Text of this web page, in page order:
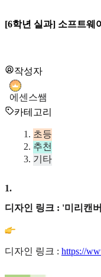
[6학년 실과] 소프트웨
작성자
에센스쌤
카테고리
초등
추천
기타
1.
디자인 링크 : '미리캔
디자인 링크 : https://